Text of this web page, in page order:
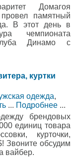
Домагоя
памятный
В этот день в
чемпионата
Динамо с
куртки
одежда,
... Подробнее ...
брендовых
единиц товара
курточки,
Звоните обсудим
вайбер.